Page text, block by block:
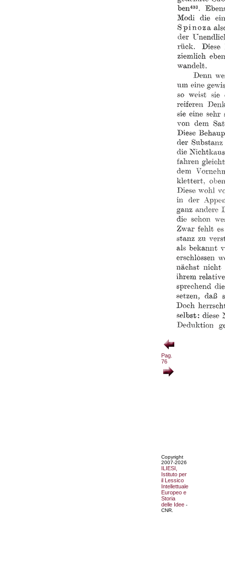
Pag.
76
Copyright
2007-2026
ILIESI,
Istituto per
il Lessico
Intellettuale
Europeo e
Storia
delle Idee -
CNR.